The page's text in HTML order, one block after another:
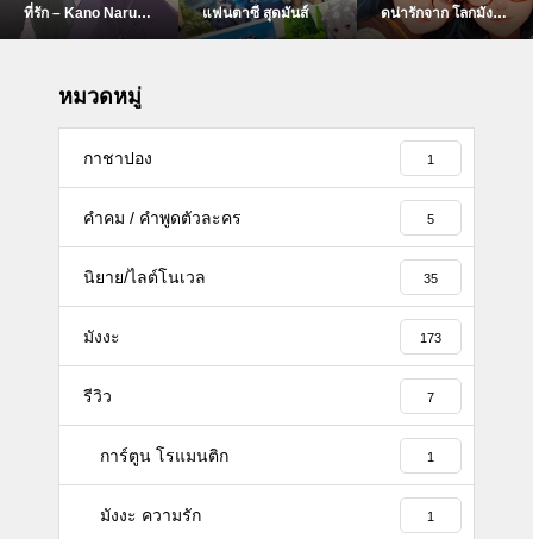
ที่รัก – Kano Naruse
–
แฟนตาซี สุดมันส์
ดน่ารักจาก โลกมังงะ/
อนิเมะ【BY i-baa-m
หมวดหมู่
กาชาปอง 1
คำคม / คำพูดตัวละคร 5
นิยาย/ไลต์โนเวล 35
มังงะ 173
รีวิว 7
การ์ตูน โรแมนติก 1
มังงะ ความรัก 1